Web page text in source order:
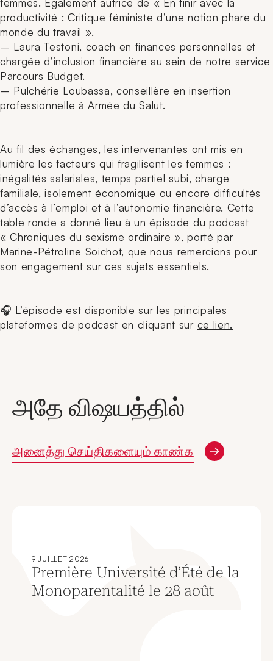
femmes. Également autrice de « En finir avec la
productivité : Critique féministe d’une notion phare du
monde du travail ».
– Laura Testoni, coach en finances personnelles et
chargée d’inclusion financière au sein de notre service
Parcours Budget.
– Pulchérie Loubassa, conseillère en insertion
professionnelle à Armée du Salut.
Au fil des échanges, les intervenantes ont mis en
lumière les facteurs qui fragilisent les femmes :
inégalités salariales, temps partiel subi, charge
familiale, isolement économique ou encore difficultés
d’accès à l’emploi et à l’autonomie financière. Cette
table ronde a donné lieu à un épisode du podcast
« Chroniques du sexisme ordinaire », porté par
Marine-Pétroline Soichot, que nous remercions pour
son engagement sur ces sujets essentiels.
🎧 L’épisode est disponible sur les principales
plateformes de podcast en cliquant sur ce lien.
அதே விஷயத்தில்
அனைத்து செய்திகளையும் காண்க
9 JUILLET 2026
Première Université d’Été de la
Monoparentalité le 28 août